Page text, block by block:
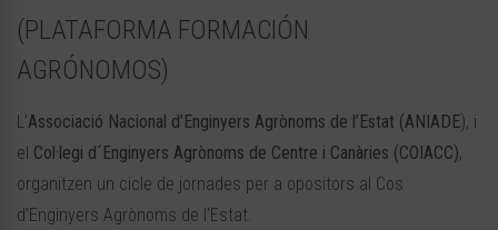
(PLATAFORMA FORMACIÓN
AGRÓNOMOS)
L’Associació Nacional d’Enginyers Agrònoms de l’Estat (ANIADE), i
el Col·legi d´Enginyers Agrònoms de Centre i Canàries (COIACC),
organitzen un cicle de jornades per a opositors al Cos
d’Enginyers Agrònoms de l’Estat.